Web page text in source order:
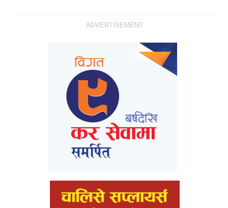
ADVERTISEMENT